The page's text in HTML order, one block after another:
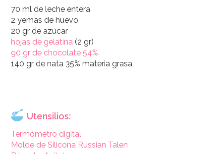
70 ml de leche entera
2 yemas de huevo
20 gr de azúcar
hojas de gelatina(2 gr)
90 gr de chocolate 54%
140 gr de nata 35% materia grasa
Utensilios:
Termómetro digital
Molde de Silicona Russian Talen